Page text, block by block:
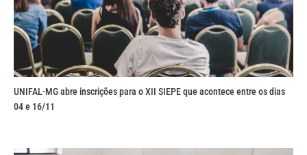
UNIFAL-MG abre inscrições para o XII SIEPE que acontece entre os dias
04 e 16/11